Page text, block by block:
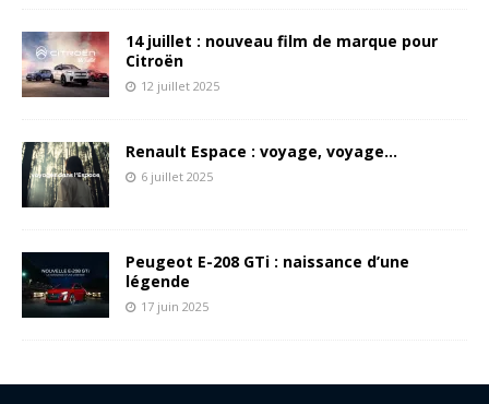
14 juillet : nouveau film de marque pour
Citroën
12 juillet 2025
Renault Espace : voyage, voyage…
6 juillet 2025
Peugeot E-208 GTi : naissance d’une
légende
17 juin 2025